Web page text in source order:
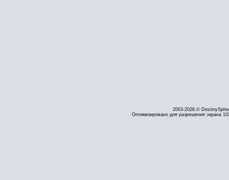
2003-2026.©
Оптимизировано для разрешения экрана